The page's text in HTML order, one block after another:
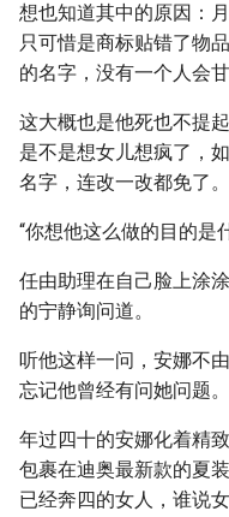
想也知道其中的原因：
只可惜是商标贴错了物
的名字，没有一个人会甘
这大概也是他死也不提
是不是想女儿想疯了，
名字，连改一改都免了。
“你想他这么做的目的是
任由助理在自己脸上涂
的宁静询问道。
听他这样一问，安娜不
忘记他曾经有问她问题。
年过四十的安娜化着精
包裹在迪奥最新款的夏
已经奔四的女人，谁说